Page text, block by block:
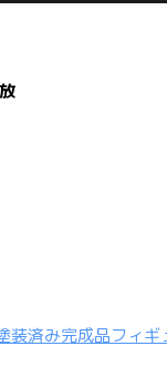
装済み完成品フィギ